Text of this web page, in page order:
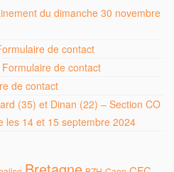
du dimanche 30 novembre
de contact
Formulaire de contact
de contact
(35) et Dinan (22) – Section CO
les 14 et 15 septembre 2024